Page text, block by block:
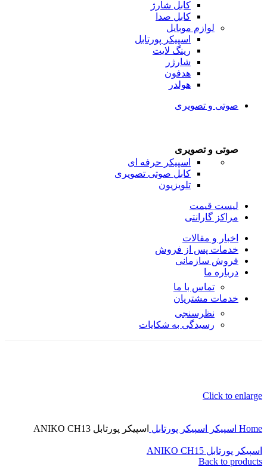
کابل شارژ
کابل صدا
لوازم موبایل
اسپیکر پورتابل
رینگ لایت
شارژر
هدفون
هولدر
صوتی و تصویری
صوتی و تصویری
اسپیکر حرفه ای
کابل صوتی تصویری
تلویزیون
لیست قیمت
مراکز گارانتی
اخبار و مقالات
خدمات پس از فروش
فروش سازمانی
درباره ما
تماس با ما
خدمات مشتریان
نظرسنجی
رسیدگی به شکایات
Click to enlarge
Home اسپیکر اسپیکر پورتابل اسپیکر پورتابل ANIKO CH13
اسپیکر پورتابل ANIKO CH15
Back to products